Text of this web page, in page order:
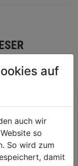
auf
auch wir
so
So wird zum
damit